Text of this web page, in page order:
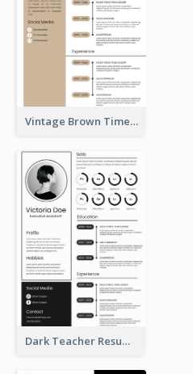
Vintage Brown Timeline Resume
Dark Teacher Resume